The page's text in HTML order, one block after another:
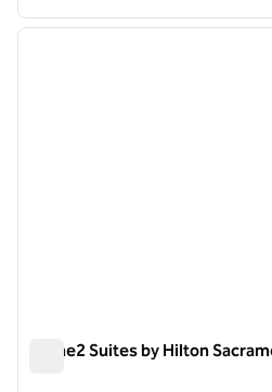
1 de 12
Home2 Suites by Hilton